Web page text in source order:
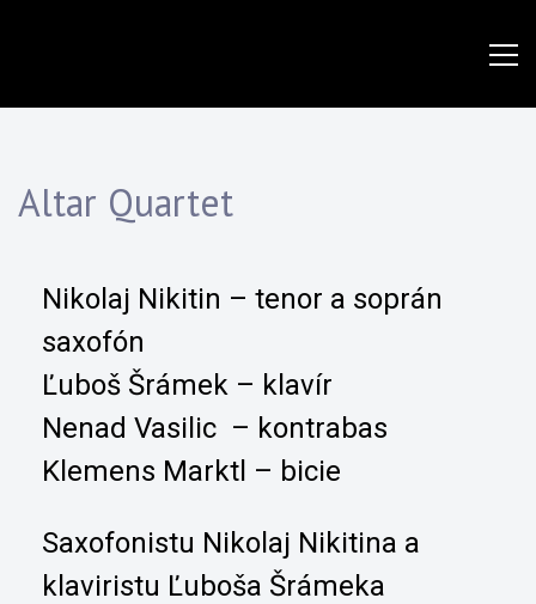
Altar Quartet
Nikolaj Nikitin – tenor a soprán
saxofón
Ľuboš Šrámek – klavír
Nenad Vasilic – kontrabas
Klemens Marktl – bicie
Saxofonistu Nikolaj Nikitina a
klaviristu Ľuboša Šrámeka